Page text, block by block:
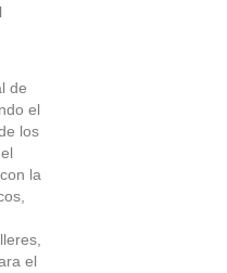
de
el
los
la
el